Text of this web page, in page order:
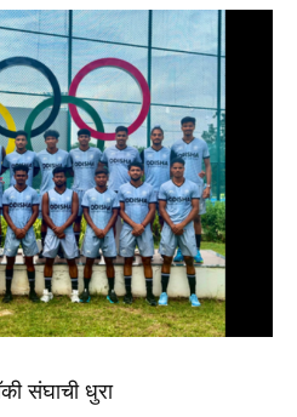
संघाची धुरा